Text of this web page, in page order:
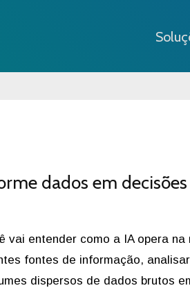
dados em
vai entender como a IA opera na
fontes de informação,
dispersos de dados brutos